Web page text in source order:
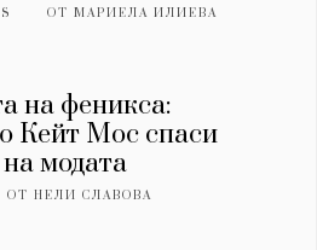
ОТМАРИЕЛА ИЛИЕВА
на феникса:
Кейт Мос спаси
модата
ОТНЕЛИ СЛАВОВА